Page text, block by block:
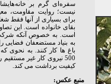
سفره‌ای گرم بر
نیست؛ روایت مقاومت،
برای بسیاری از آنها فقط
بقای خانواده است. این
است. به خصوص آنکه شرکت
به بنیاد مستضعفان فضایی را
کیفیت برداشت می کند.
منبع عکس: